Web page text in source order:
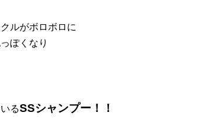
ルがボロボロに
ぽくなり
るSSシャンプー！！